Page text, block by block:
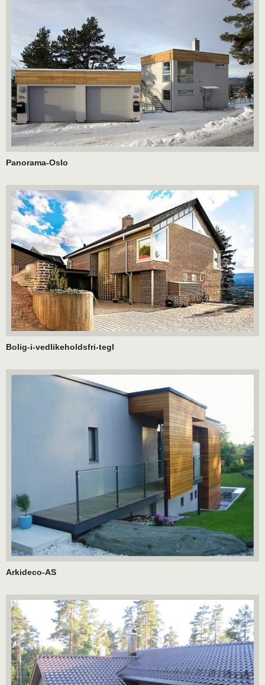
Panorama-Oslo
Bolig-i-vedlikeholdsfri-tegl
Arkideco-AS